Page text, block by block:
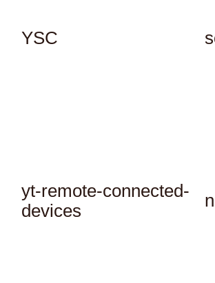
YSC
yt-remote-connected-
devices